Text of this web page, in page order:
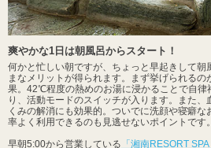
爽やかな1日は朝風呂からスタート！
何かと忙しい朝ですが、ちょっと早起きして朝
まなメリットが得られます。まず挙げられる
果。42℃程度の熱めのお湯に浸かることで自律
り、活動モードのスイッチが入ります。また
くみの解消にも効果的。ついでに洗顔や寝癖
率よく利用できるのも見逃せないポイントです。
早朝5:00から営業している 「湘南RESORT SPA